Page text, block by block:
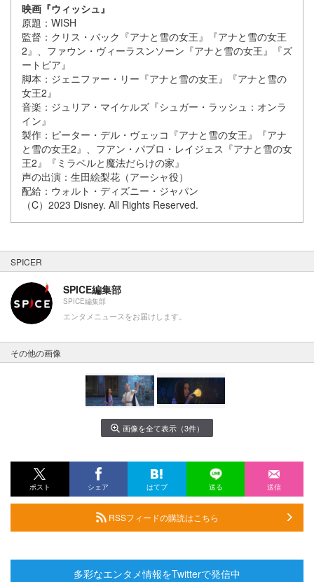
映画『ウィッシュ』
原題：WISH
監督：クリス・バック『アナと雪の女王』『アナと雪の女王
2』、ファウン・ヴィーラスンソーン『アナと雪の女王』『ズ
ートピア』
脚本：ジェニファー・リー『アナと雪の女王』『アナと雪の
女王2』
音楽：ジュリア・マイケルズ『シュガー・ラッシュ：オンラ
イン』
製作：ピーター・デル・ヴェッコ『アナと雪の女王』『アナ
と雪の女王2』、フアン・パブロ・レイジェス『アナと雪の女
王2』『ミラベルと魔法だらけの家』
声の出演：生田絵梨花（アーシャ役）
配給：ウォルト・ディズニー・ジャパン
（C）2023 Disney. All Rights Reserved.
SPICER
SPICE編集部
SPICE編集部
エンタメニュースをお届けします。
その他の画像
画像を全て表示（3件）
ポスト シェア はてブ 送る 送信
RSSフィードの購読はこちら
多彩なエンタメ情報をTwitterで発信中